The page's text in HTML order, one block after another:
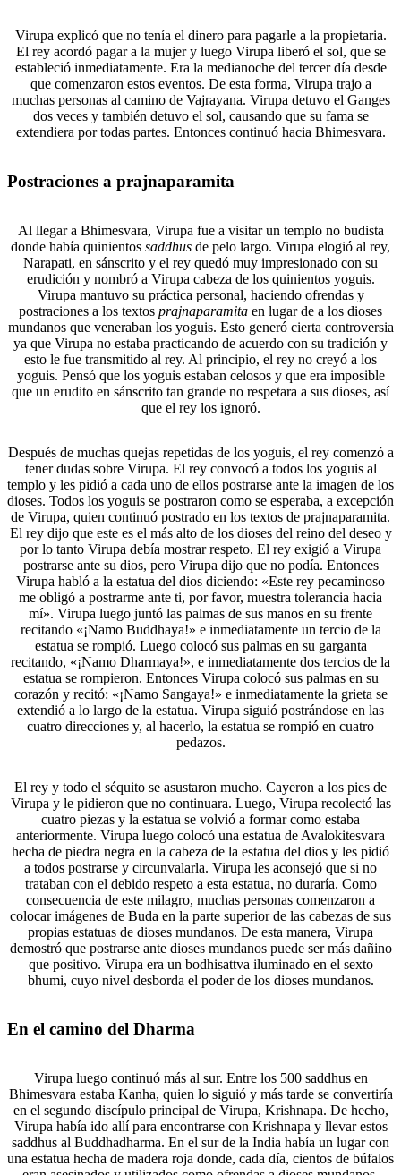
Virupa explicó que no tenía el dinero para pagarle a la propietaria.
El rey acordó pagar a la mujer y luego Virupa liberó el sol, que se
estableció inmediatamente. Era la medianoche del tercer día desde
que comenzaron estos eventos. De esta forma, Virupa trajo a
muchas personas al camino de Vajrayana. Virupa detuvo el Ganges
dos veces y también detuvo el sol, causando que su fama se
extendiera por todas partes. Entonces continuó hacia Bhimesvara.
Postraciones a prajnaparamita
Al llegar a Bhimesvara, Virupa fue a visitar un templo no budista
donde había quinientos saddhus de pelo largo. Virupa elogió al rey,
Narapati, en sánscrito y el rey quedó muy impresionado con su
erudición y nombró a Virupa cabeza de los quinientos yoguis.
Virupa mantuvo su práctica personal, haciendo ofrendas y
postraciones a los textos prajnaparamita en lugar de a los dioses
mundanos que veneraban los yoguis. Esto generó cierta controversia
ya que Virupa no estaba practicando de acuerdo con su tradición y
esto le fue transmitido al rey. Al principio, el rey no creyó a los
yoguis. Pensó que los yoguis estaban celosos y que era imposible
que un erudito en sánscrito tan grande no respetara a sus dioses, así
que el rey los ignoró.
Después de muchas quejas repetidas de los yoguis, el rey comenzó a
tener dudas sobre Virupa. El rey convocó a todos los yoguis al
templo y les pidió a cada uno de ellos postrarse ante la imagen de los
dioses. Todos los yoguis se postraron como se esperaba, a excepción
de Virupa, quien continuó postrado en los textos de prajnaparamita.
El rey dijo que este es el más alto de los dioses del reino del deseo y
por lo tanto Virupa debía mostrar respeto. El rey exigió a Virupa
postrarse ante su dios, pero Virupa dijo que no podía. Entonces
Virupa habló a la estatua del dios diciendo: «Este rey pecaminoso
me obligó a postrarme ante ti, por favor, muestra tolerancia hacia
mí». Virupa luego juntó las palmas de sus manos en su frente
recitando «¡Namo Buddhaya!» e inmediatamente un tercio de la
estatua se rompió. Luego colocó sus palmas en su garganta
recitando, «¡Namo Dharmaya!», e inmediatamente dos tercios de la
estatua se rompieron. Entonces Virupa colocó sus palmas en su
corazón y recitó: «¡Namo Sangaya!» e inmediatamente la grieta se
extendió a lo largo de la estatua. Virupa siguió postrándose en las
cuatro direcciones y, al hacerlo, la estatua se rompió en cuatro
pedazos.
El rey y todo el séquito se asustaron mucho. Cayeron a los pies de
Virupa y le pidieron que no continuara. Luego, Virupa recolectó las
cuatro piezas y la estatua se volvió a formar como estaba
anteriormente. Virupa luego colocó una estatua de Avalokitesvara
hecha de piedra negra en la cabeza de la estatua del dios y les pidió
a todos postrarse y circunvalarla. Virupa les aconsejó que si no
trataban con el debido respeto a esta estatua, no duraría. Como
consecuencia de este milagro, muchas personas comenzaron a
colocar imágenes de Buda en la parte superior de las cabezas de sus
propias estatuas de dioses mundanos. De esta manera, Virupa
demostró que postrarse ante dioses mundanos puede ser más dañino
que positivo. Virupa era un bodhisattva iluminado en el sexto
bhumi, cuyo nivel desborda el poder de los dioses mundanos.
En el camino del Dharma
Virupa luego continuó más al sur. Entre los 500 saddhus en
Bhimesvara estaba Kanha, quien lo siguió y más tarde se convertiría
en el segundo discípulo principal de Virupa, Krishnapa. De hecho,
Virupa había ido allí para encontrarse con Krishnapa y llevar estos
saddhus al Buddhadharma. En el sur de la India había un lugar con
una estatua hecha de madera roja donde, cada día, cientos de búfalos